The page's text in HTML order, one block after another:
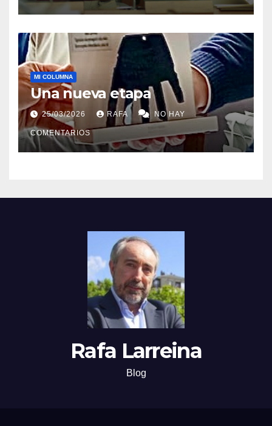
MI COLUMNA
Una nueva etapa
25/03/2026 RAFA NO HAY
COMENTARIOS
Rafa Larreina
Blog